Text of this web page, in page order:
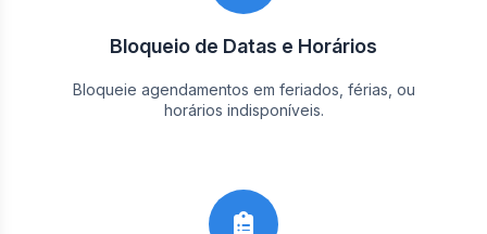
Bloqueio de Datas e Horários
Bloqueie agendamentos em feriados, férias, ou
horários indisponíveis.